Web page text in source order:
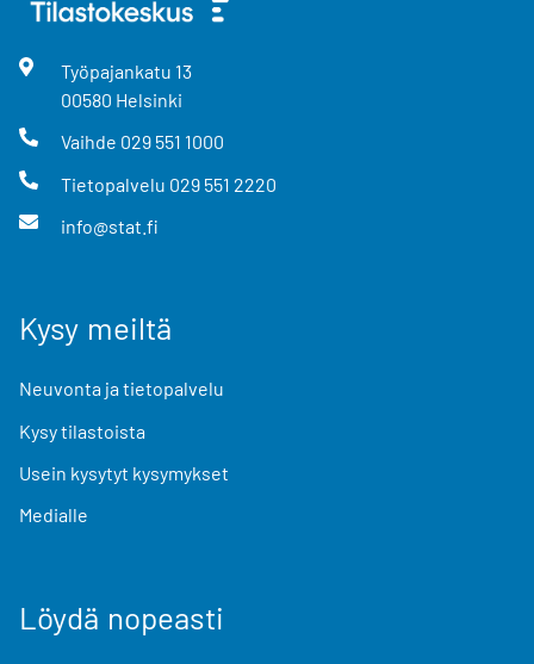
Työpajankatu 13
00580 Helsinki
Vaihde 029 551 1000
Tietopalvelu 029 551 2220
info@stat.fi
Kysy meiltä
Neuvonta ja tietopalvelu
Kysy tilastoista
Usein kysytyt kysymykset
Medialle
Löydä nopeasti